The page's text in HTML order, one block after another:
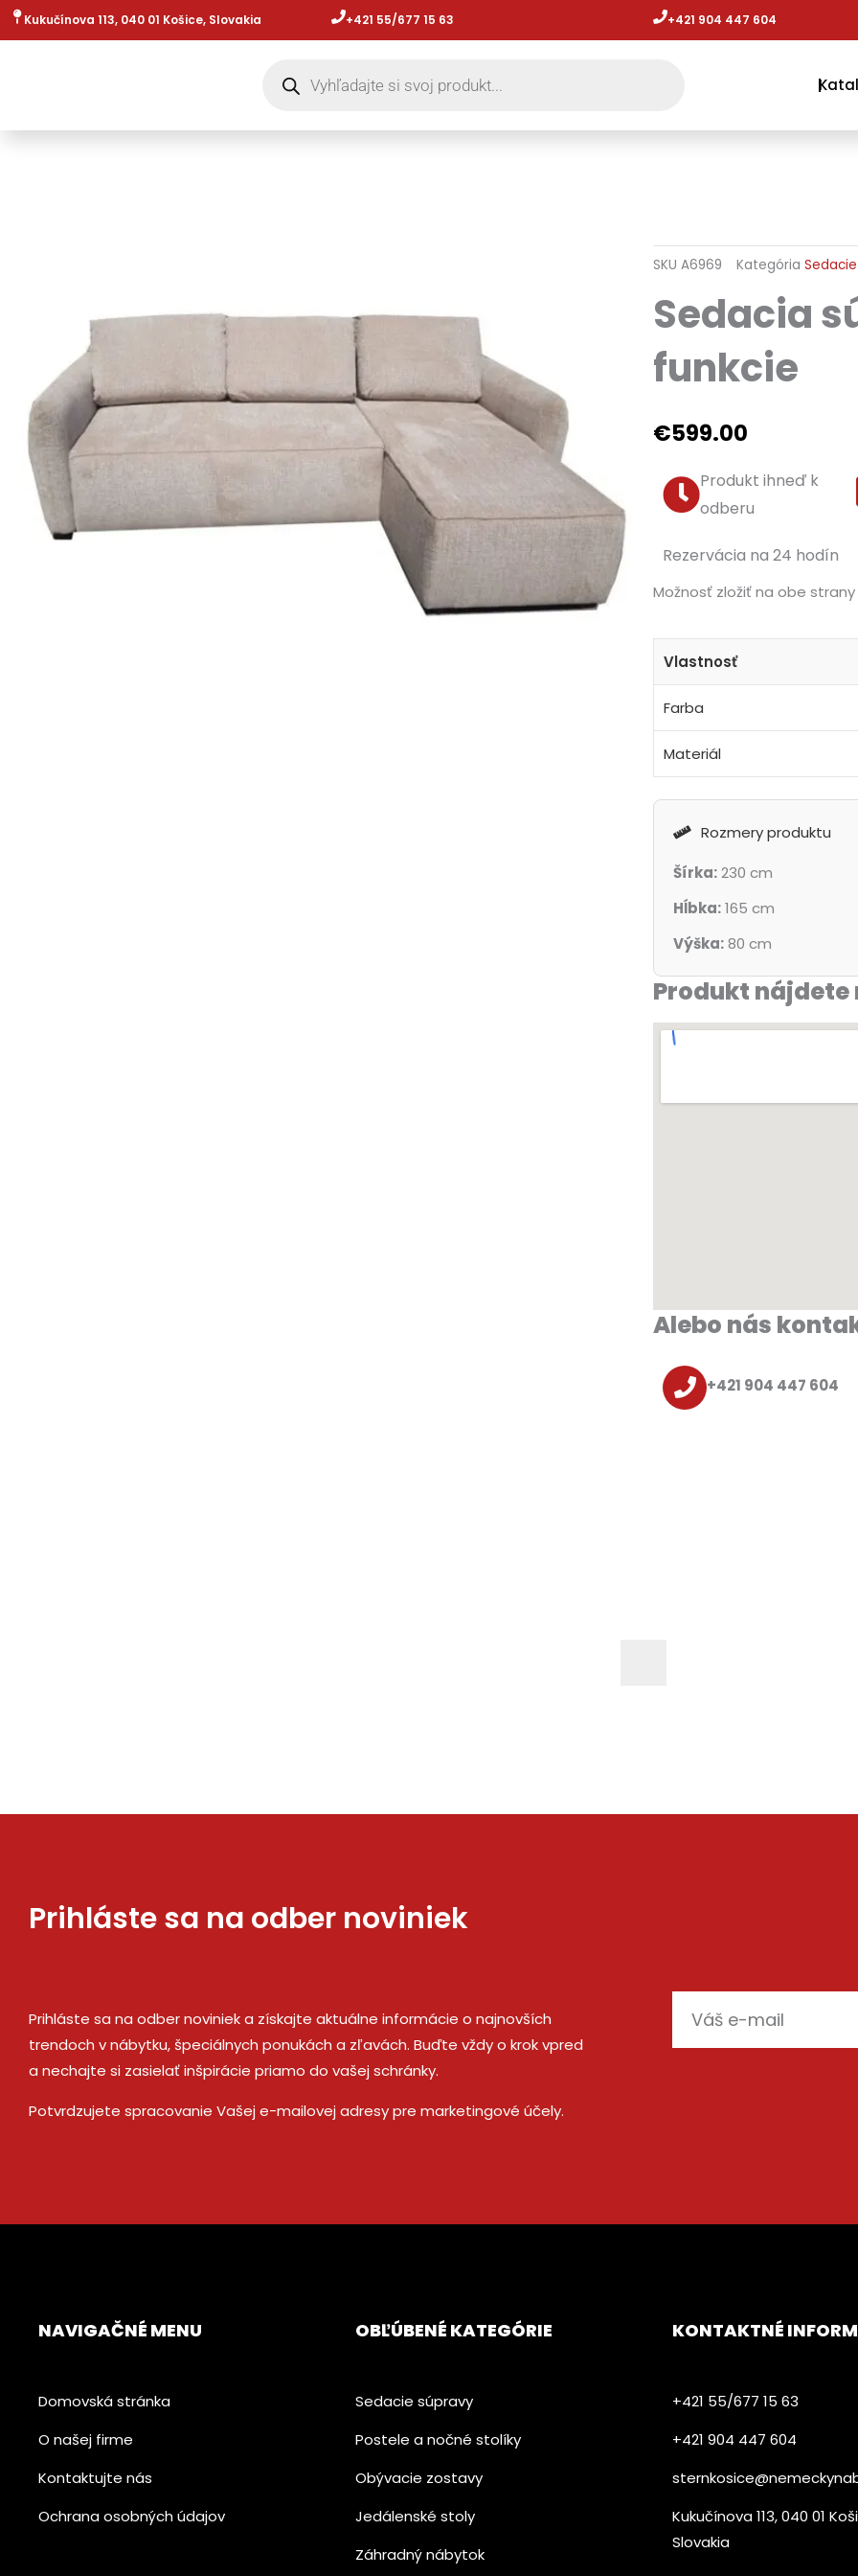
Preskočiť
na
Kukučínova 113, 040 01 Košice, Slovakia +421 55/677 15 63 +421 904 447 604​
SKU A6969 Kategória
Sedacia
funkcie
€599.00
Produkt ihneď k
odberu
Rezervácia na 24 hodín
Možnosť zložiť na obe strany
Vlastnosť
Farba
Materiál
Rozmery produktu
Šírka:230 cm
Hĺbka:165 cm
Výška:80 cm
Produkt nájdete
Alebo nás
+421 904 447 604
Prihláste sa na odber noviniek
Prihláste sa na odber noviniek a získajte aktuálne informácie o najnovších
trendoch v nábytku, špeciálnych ponukách a zľavách. Buďte vždy o krok vpred
a nechajte si zasielať inšpirácie priamo do vašej schránky.
Potvrdzujete spracovanie Vašej e-mailovej adresy pre marketingové účely.
mail
NAVIGAČNÉ MENU
Domovská stránka
O našej firme
Kontaktujte nás
Ochrana osobných údajov
OBĽÚBENÉ KATEGÓRIE
Sedacie súpravy
Postele a nočné stolíky
Obývacie zostavy
Jedálenské stoly
Záhradný nábytok
KONTAKTNÉ
+421 55/677 15 63
+421 904 447 604​
Kukučínova 113, 040 01
Slovakia